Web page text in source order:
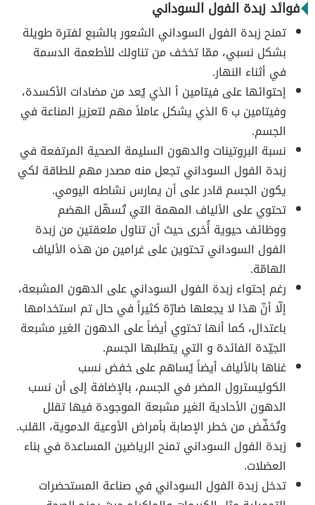
فوائد زبدة الفول السوداني
تمنح زبدة الفول السوداني الشعور بالشبع لفترة طويلة
بشكل نسبي، ممّا تخخف من تناولك للأطعمة الدسمة
في أثناء النهار.
إحتوائها على فيتامين أ الذي يُعد من مضادات الأكسدة،
وفيتامين ب 6 الذي يشكل عاملاً مهم لتعزيز المناعة في
الجسم.
نسبة البروتينات والدهون السليمة الصحية المرتفعة في
زبدة الفول السوداني تجعل منه مصدر مهم للطاقة لكي
يكون الجسم قادر على أن يمارس نشاطه اليومي.
تحتوي على الألياف المهمة التي تُسهّل الهضم
ووظائف حيوية أُخرى حيث أن تناول ملعقتين من زبدة
الفول السوداني تحتوين على غرامين من هذه الألياف
الهامّة.
رغم إحتواء زبدة الفول السوداني على الدهون المشبعة،
إلّا أنّ هذا لا يجعلها ضارّة كثيراً في حال تم استخدامها
باعتدال، كما أنها تحتوي أيضاً على الدهون الغير مشبعة
الجيّدة الفائدة و التي يتطلبها الجسم.
غناها بالألياف أيضاً يُساهم على خفض نسب
الكوليسترول المضر في الجسم، بالإضافة إلى أن نسب
الدهون الأحادية الغير مشبعة الموجودة فيها تقلل
وتُخفِّض من خطر الإصابة بأمراض الأوعية الدموية، القلب.
زبدة الفول السوداني تمنح الرياضين المساعدة في بناء
العضلات.
تدخل زبدة الفول السوداني في صناعة المستحضرات